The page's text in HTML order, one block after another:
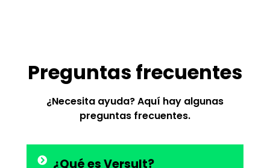
Preguntas frecuentes
¿Necesita ayuda? Aquí hay algunas
preguntas frecuentes.
¿Qué es Versult?